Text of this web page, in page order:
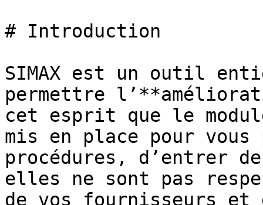
# Introduction
SIMAX est un outil
permettre
cet esprit que le
mis en place pour
procédures, d’entrer
elles ne sont pas
de vos fournisseurs et